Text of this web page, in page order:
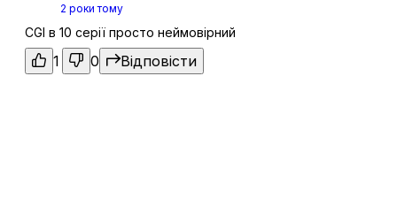
13 Помста: Контратака
07 лют. 2025
2 роки тому
CGI в 10 серії просто неймовірний
1 0 Відповісти